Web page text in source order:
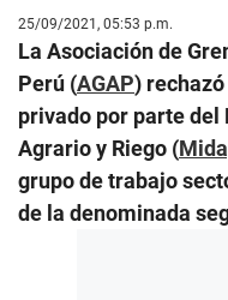
25/09/2021, 05:53 p.m.
La Asociación de
Perú (AGAP)
privado por parte
Agrario y Riego (
grupo de trabajo
de la denominada